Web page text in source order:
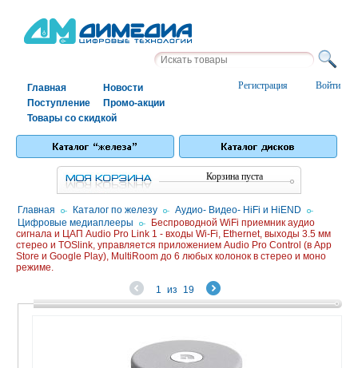
Войти
Регистрация
Главная
Новости
Поступление
Промо-акции
Товары со скидкой
Корзина пуста
Главная / Каталог по железу / Аудио- Видео- HiFi и HiEND /
Цифровые медиаплееры /
Беспроводной WiFi приемник аудио
сигнала и ЦАП Audio Pro Link 1 - входы Wi-Fi, Ethernet, выходы 3.5 мм
стерео и TOSlink, управляется приложением Audio Pro Control (в App
Store и Google Play), MultiRoom до 6 любых колонок в стерео и моно
режиме.
1 из 19